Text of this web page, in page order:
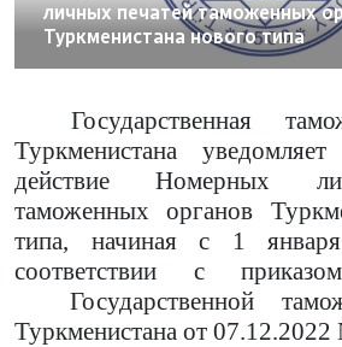
личных печатей таможенных
Туркменистана нового типа
Государственная
Туркменистана
действие Номерных
таможенных органов
типа, начиная с 1
соответствии с
Государственной
Туркменистана от